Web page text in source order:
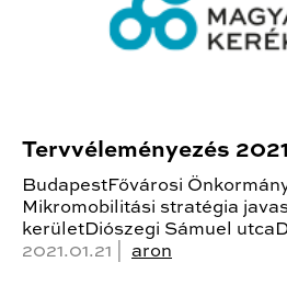
Tervvéleményezés 2021
BudapestFővárosi
Mikromobilitási stratégia
kerületDiószegi Sámuel
2021.01.21 | aron